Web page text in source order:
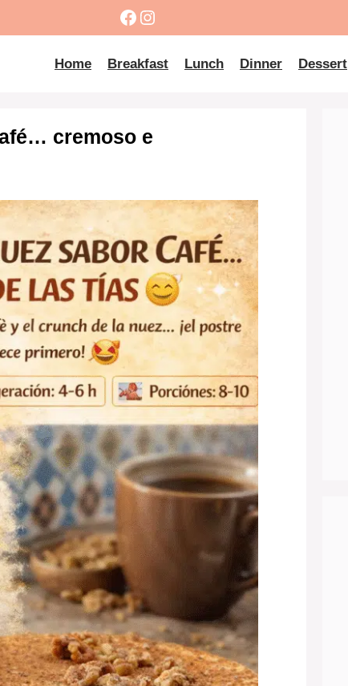
Facebook
Instagram
Home Breakfast Lunch Dinner Dessert
cremoso e